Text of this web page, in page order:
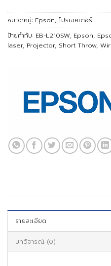
หมวดหมู่: Epson, โปรเจคเตอร์
ป้ายกำกับ: EB-L210SW, Epson,
laser, Projector, Short Throw,
รายละเอียด
บทวิจารณ์ (0)